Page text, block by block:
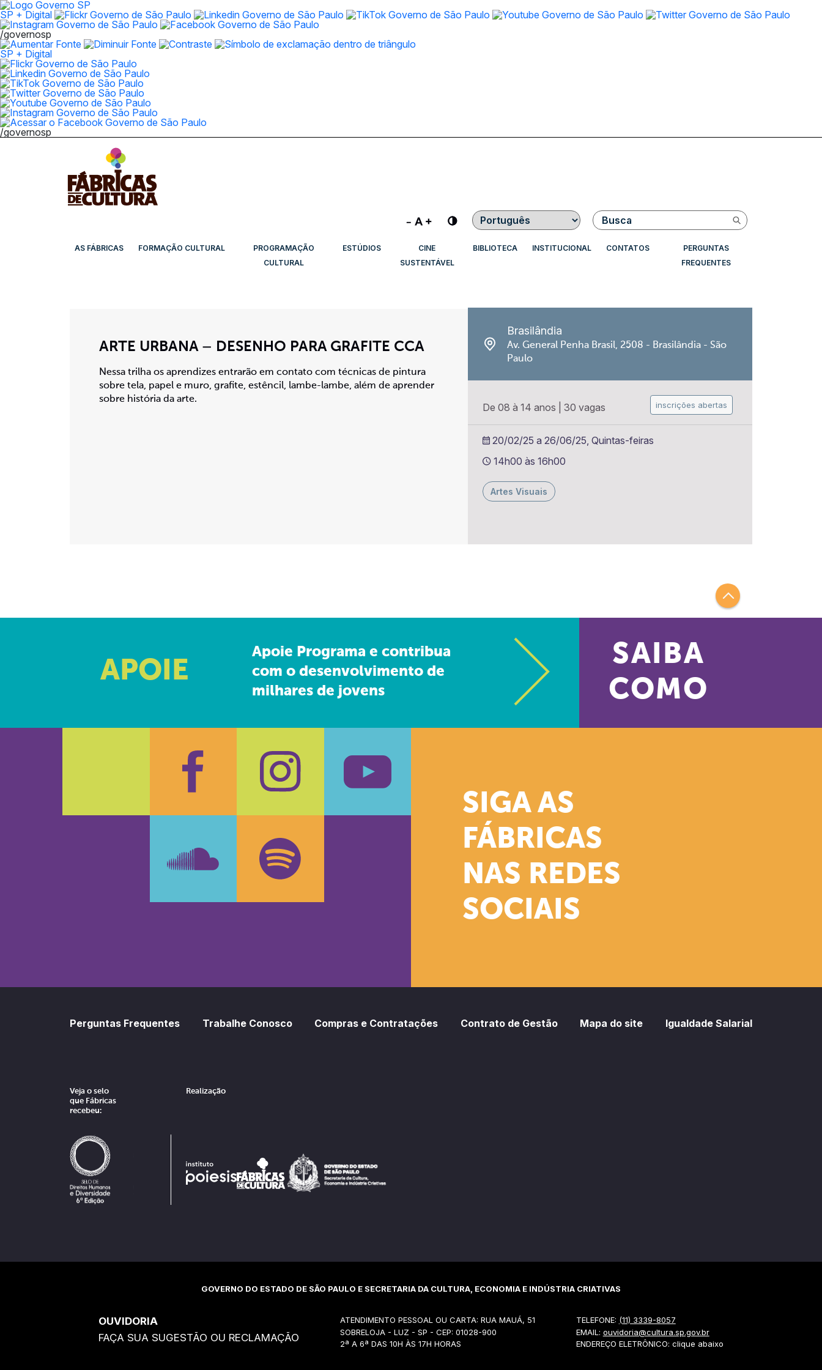
SP + Digital
/governosp
SP + Digital
/governosp
Contraste Buscar
AS FÁBRICAS FORMAÇÃO CULTURAL
PROGRAMAÇÃO
CULTURAL
ESTÚDIOS
CINE
SUSTENTÁVEL
BIBLIOTECA INSTITUCIONAL CONTATOS
PERGUNTAS
FREQUENTES
ARTE URBANA – DESENHO PARA GRAFITE CCA
Nessa trilha os aprendizes entrarão em contato com técnicas de pintura
sobre tela, papel e muro, grafite, estêncil, lambe-lambe, além de aprender
sobre história da arte.
Brasilândia
Av. General Penha Brasil, 2508 - Brasilândia - São
Paulo
De 08 à 14 anos 30 vagas inscrições abertas
20/02/25 a 26/06/25, Quintas-feiras
14h00 às 16h00
Artes Visuais
APOIE
Apoie Programa e contribua
com o desenvolvimento de
milhares de jovens
SAIBA
COMO
SIGA AS
FÁBRICAS
NAS REDES
SOCIAIS
FacebookInstagram
Perguntas Frequentes Trabalhe Conosco Compras e Contratações Contrato de Gestão Mapa do site Igualdade Salarial
Veja o selo
que Fábricas
recebeu:
Realização
GOVERNO DO ESTADO DE SÃO PAULO E SECRETARIA DA CULTURA, ECONOMIA E INDÚSTRIA CRIATIVAS
OUVIDORIA
FAÇA SUA SUGESTÃO OU RECLAMAÇÃO
ATENDIMENTO PESSOAL OU CARTA: RUA MAUÁ, 51
SOBRELOJA - LUZ - SP - CEP: 01028-900
2ª A 6ª DAS 10H ÀS 17H HORAS
TELEFONE: (11) 3339-8057
EMAIL: ouvidoria@cultura.sp.gov.br
ENDEREÇO ELETRÔNICO: clique abaixo